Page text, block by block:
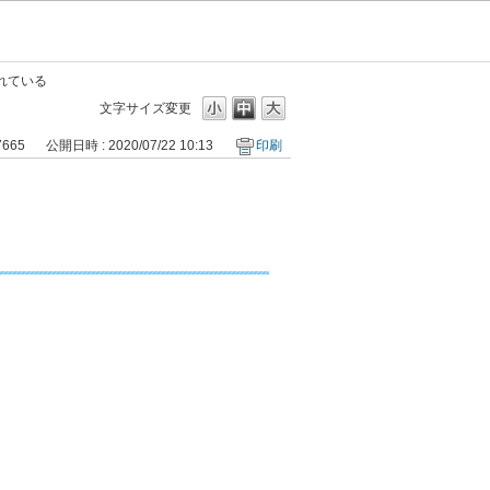
ている
文字サイズ変更
公開日時 : 2020/07/22 10:13 印刷